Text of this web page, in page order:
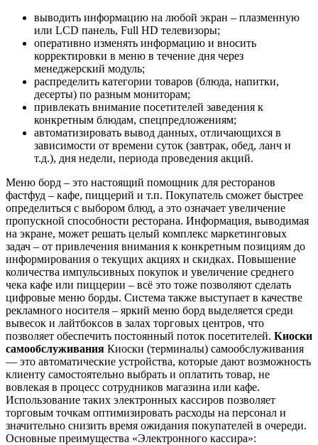
выводить информацию на любой экран – плазменную
или LCD панель, Full HD телевизоры;
оперативно изменять информацию и вносить
корректировки в меню в течение дня через
менеджерский модуль;
распределить категории товаров (блюда, напитки,
десерты) по разным мониторам;
привлекать внимание посетителей заведения к
конкретным блюдам, спецпредложениям;
автоматизировать вывод данных, отличающихся в
зависимости от времени суток (завтрак, обед, ланч и
т.д.), дня недели, периода проведения акций.
Меню борд – это настоящий помощник для ресторанов
фастфуд – кафе, пиццерий и т.п. Покупатель сможет быстрее
определиться с выбором блюд, а это означает увеличение
пропускной способности ресторана. Информация, выводимая
на экране, может решать целый комплекс маркетинговых
задач – от привлечения внимания к конкретным позициям до
информирования о текущих акциях и скидках. Повышение
количества импульсивных покупок и увеличение среднего
чека кафе или пиццерии – всё это тоже позволяют сделать
цифровые меню борды. Система также выступает в качестве
рекламного носителя – яркий меню борд выделяется среди
вывесок и лайтбоксов в залах торговых центров, что
позволяет обеспечить постоянный поток посетителей. Киоски
самообслуживания Киоски (терминалы) самообслуживания
— это автоматические устройства, которые дают возможность
клиенту самостоятельно выбрать и оплатить товар, не
вовлекая в процесс сотрудников магазина или кафе.
Использование таких электронных кассиров позволяет
торговым точкам оптимизировать расходы на персонал и
значительно снизить время ожидания покупателей в очереди.
Основные преимущества «Электронного кассира»: